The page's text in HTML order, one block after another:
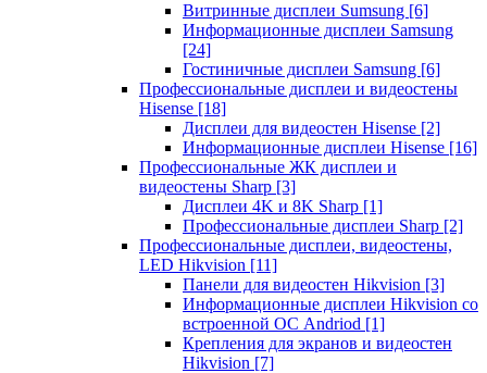
Витринные дисплеи Sumsung [6]
Информационные дисплеи Samsung
[24]
Гостиничные дисплеи Samsung [6]
Профессиональные дисплеи и видеостены
Hisense [18]
Дисплеи для видеостен Hisense [2]
Информационные дисплеи Hisense [16]
Профессиональные ЖК дисплеи и
видеостены Sharp [3]
Дисплеи 4K и 8K Sharp [1]
Профессиональные дисплеи Sharp [2]
Профессиональные дисплеи, видеостены,
LED Hikvision [11]
Панели для видеостен Hikvision [3]
Информационные дисплеи Hikvision со
встроенной ОС Andriod [1]
Крепления для экранов и видеостен
Hikvision [7]